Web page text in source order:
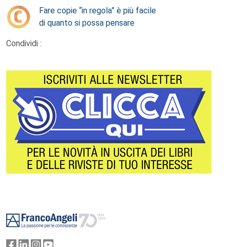
Fare copie “in regola” è più facile
di quanto si possa pensare
Condividi :